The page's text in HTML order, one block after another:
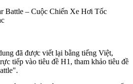
đã được viết lại bằng tiếng Việt,
tiếp vào tiêu đề H1, tham khảo tiêu đề